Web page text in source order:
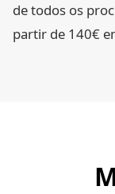
de todos os
partir de 140€